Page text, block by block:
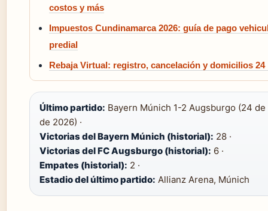
costos y más
Impuestos Cundinamarca 2026: guía de pago
predial
Rebaja Virtual: registro, cancelación y domicilios 24
Último partido: Bayern Múnich 1-2 Augsburgo (24
de 2026) ·
Victorias del Bayern Múnich (historial): 28 ·
Victorias del FC Augsburgo (historial): 6 ·
Empates (historial): 2 ·
Estadio del último partido: Allianz Arena, Múnich